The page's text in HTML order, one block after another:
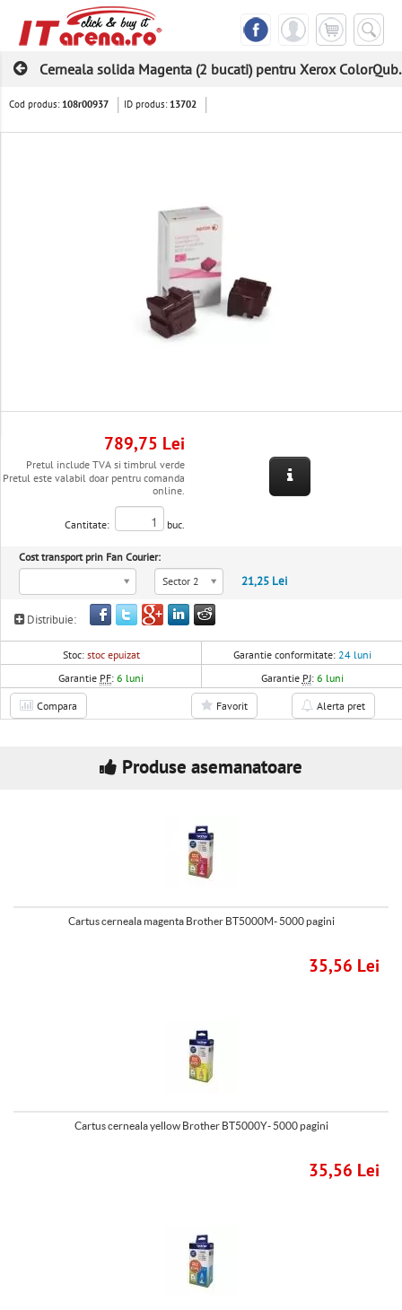
Cerneala solida Magenta (2 bucati) pentru Xerox
Cod produs: 108r00937 ID produs: 13702
789,75 Lei
Pretul include TVA si timbrul verde
Pretul este valabil doar pentru comanda
online.
Cantitate: buc.
Cost transport prin Fan Courier:
Sector 2
21,25 Lei
Distribuie:
Stoc: stoc epuizat Garantie conformitate: 24 luni
Garantie PF:6 luni Garantie PJ: 6 luni
Compara Favorit Alerta pret
Produse asemanatoare
Cartus cerneala magenta Brother BT5000M- 5000 pagini
35,56 Lei
Cartus cerneala yellow Brother BT5000Y- 5000 pagini
35,56 Lei